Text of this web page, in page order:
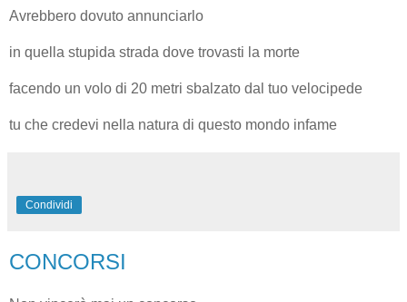
Avrebbero dovuto annunciarlo
in quella stupida strada dove trovasti la morte
facendo un volo di 20 metri sbalzato dal tuo velocipede
tu che credevi nella natura di questo mondo infame
Condividi
CONCORSI